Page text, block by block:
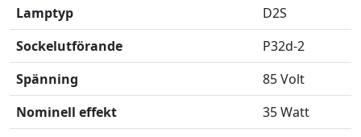
Lamptyp
D2S
Sockelutförande
P32d-2
Spänning
85 Volt
Nominell effekt
35 Watt